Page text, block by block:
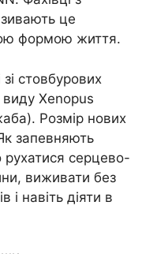
це
формою життя.
стовбурових
виду Xenopus
Розмір нових
запевняють
рухатися серцево-
виживати без
і навіть діяти в